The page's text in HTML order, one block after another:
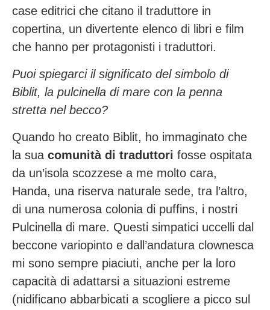
case editrici che citano il traduttore in
copertina, un divertente elenco di libri e film
che hanno per protagonisti i traduttori.
Puoi spiegarci il significato del simbolo di
Biblit, la pulcinella di mare con la penna
stretta nel becco?
Quando ho creato Biblit, ho immaginato che
la sua comunità di traduttori fosse ospitata
da un’isola scozzese a me molto cara,
Handa, una riserva naturale sede, tra l’altro,
di una numerosa colonia di puffins, i nostri
Pulcinella di mare. Questi simpatici uccelli dal
beccone variopinto e dall’andatura clownesca
mi sono sempre piaciuti, anche per la loro
capacità di adattarsi a situazioni estreme
(nidificano abbarbicati a scogliere a picco sul